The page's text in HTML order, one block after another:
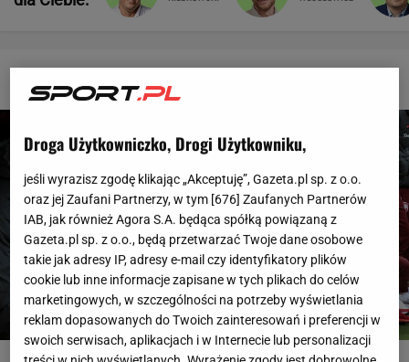
Sport.pl - wiadomości sportowe
Droga Użytkowniczko, Drogi Użytkowniku,
jeśli wyrazisz zgodę klikając „Akceptuję”, Gazeta.pl sp. z o.o.
oraz jej Zaufani Partnerzy, w tym [676] Zaufanych Partnerów
IAB, jak również Agora S.A. będąca spółką powiązaną z
Gazeta.pl sp. z o.o., będą przetwarzać Twoje dane osobowe
takie jak adresy IP, adresy e-mail czy identyfikatory plików
cookie lub inne informacje zapisane w tych plikach do celów
marketingowych, w szczególności na potrzeby wyświetlania
reklam dopasowanych do Twoich zainteresowań i preferencji w
swoich serwisach, aplikacjach i w Internecie lub personalizacji